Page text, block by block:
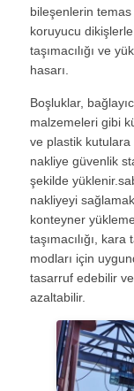
bileşenlerin temas
koruyucu
taşımacılığı ve
hasarı.
Boşluklar,
malzemeleri gibi
ve plastik kutulara
nakliye güvenlik
şekilde
nakliyeyi sağlamak
konteyner
taşımacılığı,
modları için
tasarruf edebilir
azaltabilir.